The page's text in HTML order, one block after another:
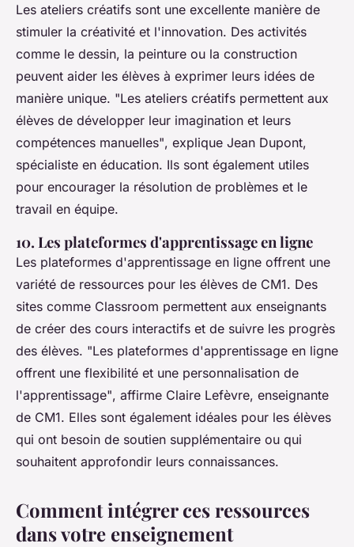
Les ateliers créatifs sont une excellente manière de
stimuler la créativité et l'innovation. Des activités
comme le dessin, la peinture ou la construction
peuvent aider les élèves à exprimer leurs idées de
manière unique. "Les ateliers créatifs permettent aux
élèves de développer leur imagination et leurs
compétences manuelles", explique Jean Dupont,
spécialiste en éducation. Ils sont également utiles
pour encourager la résolution de problèmes et le
travail en équipe.
10. Les plateformes d'apprentissage en ligne
Les plateformes d'apprentissage en ligne offrent une
variété de ressources pour les élèves de CM1. Des
sites comme Classroom permettent aux enseignants
de créer des cours interactifs et de suivre les progrès
des élèves. "Les plateformes d'apprentissage en ligne
offrent une flexibilité et une personnalisation de
l'apprentissage", affirme Claire Lefèvre, enseignante
de CM1. Elles sont également idéales pour les élèves
qui ont besoin de soutien supplémentaire ou qui
souhaitent approfondir leurs connaissances.
Comment intégrer ces ressources
dans votre enseignement